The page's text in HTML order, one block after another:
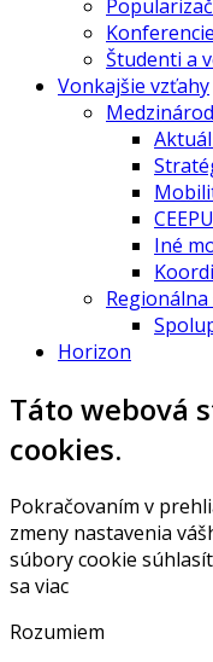
Študenti a
Vonkajšie vzťahy
Iné
Horizon
Táto webová
cookies.
Pokračovaním v
zmeny nastavenia
súbory cookie
sa viac
Rozumiem